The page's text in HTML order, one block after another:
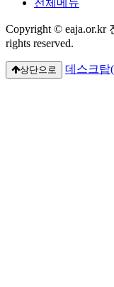
Copyright ©
rights reserved.
상단으로 데스크탑